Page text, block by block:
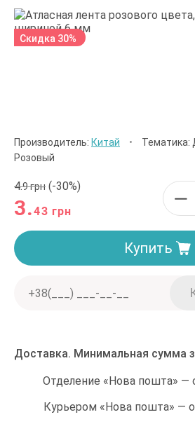
Скидка 30%
Производитель: Китай • Тематика:
Розовый
4.9 грн (-30%)
3.43 грн
Купить
Доставка. Минимальная сумма
Отделение «Нова пошта» —
Курьером «Нова пошта» —